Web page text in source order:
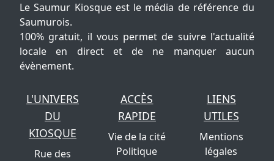
Le Saumur Kiosque est le média de référence du
Saumurois.
100% gratuit, il vous permet de suivre l'actualité
locale en direct et de ne manquer aucun
évènement.
L'UNIVERS
DU
KIOSQUE
Rue des
ACCÈS
RAPIDE
Vie de la cité
Politique
LIENS
UTILES
Mentions
légales